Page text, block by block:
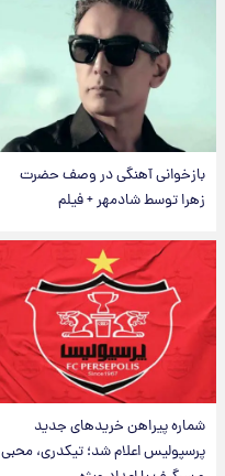
بازخوانی آهنگی در وصف حضرت
زهرا توسط شادمهر + فیلم
شماره پیراهن خریدهای جدید
پرسپولیس اعلام شد؛ تیکدری، محبی